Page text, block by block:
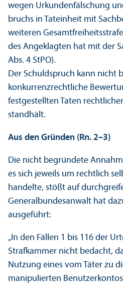
wegen Urkunden­fälschung
bruchs in Tateinheit mit
weiteren
des Angeklagten hat mit der
Abs. 4 StPO).
Der Schuldspruch kann nicht
konkurrenzrechtliche
festgestellten Taten
standhält.
Aus den Gründen (Rn. 2–3)
Die nicht begründete
es sich jeweils um rechtlich
handelte, stößt auf
Generalbundes­anwalt hat
ausgeführt:
„In den Fällen 1 bis 116 der
Strafkammer nicht bedacht,
Nutzung eines vom Täter zu
manipulierten